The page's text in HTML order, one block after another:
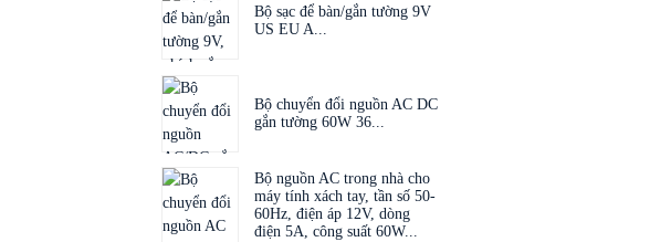
Bộ sạc để bàn/gắn tường 9V
US EU A...
Bộ chuyển đổi nguồn AC DC
gắn tường 60W 36...
Bộ nguồn AC trong nhà cho
máy tính xách tay, tần số 50-
60Hz, điện áp 12V, dòng
điện 5A, công suất 60W...